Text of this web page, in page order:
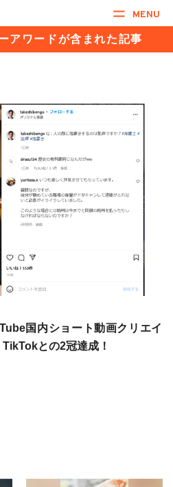
MENU
アワードが含まれた記事
国内ショート動画クリエイ
との2冠達成！